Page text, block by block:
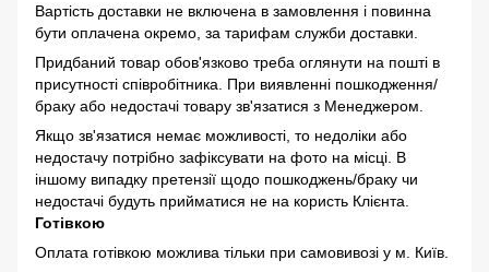
Вартість доставки не включена в замовлення і повинна
бути оплачена окремо, за тарифам служби доставки.
Придбаний товар обов'язково треба оглянути на пошті в
присутності співробітника. При виявленні пошкодження/
браку або недостачі товару зв'язатися з Менеджером.
Якщо зв'язатися немає можливості, то недоліки або
недостачу потрібно зафіксувати на фото на місці. В
іншому випадку претензії щодо пошкоджень/браку чи
недостачі будуть прийматися не на користь Клієнта.
Готівкою
Оплата готівкою можлива тільки при самовивозі у м. Київ.